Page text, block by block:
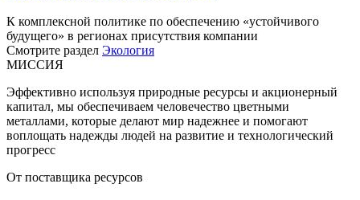
К комплексной политике по обеспечению «устойчивого
будущего» в регионах присутствия компании
Смотрите раздел Экология
МИССИЯ
Эффективно используя природные ресурсы и акционерный
капитал, мы обеспечиваем человечество цветными
металлами, которые делают мир надежнее и помогают
воплощать надежды людей на развитие и технологический
прогресс
От поставщика ресурсов